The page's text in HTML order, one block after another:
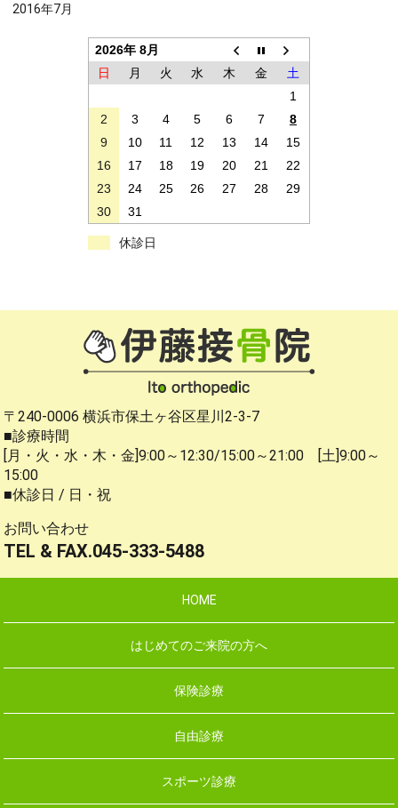
2016年7月
2026年 8月
日
月 火 水 木 金
土
1
2
3 4 5 6 7
8
9
10 11 12 13 14
15
16
17 18 19 20 21
22
23
24 25 26 27 28
29
30
31
休診日
〒240-0006 横浜市保土ヶ谷区星川2-3-7
■診療時間
[月・火・水・木・金]9:00～12:30/15:00～21:00 [土]9:00～
15:00
■休診日 / 日・祝
お問い合わせ
TEL & FAX.045-333-5488
HOME
はじめてのご来院の方へ
保険診療
自由診療
スポーツ診療